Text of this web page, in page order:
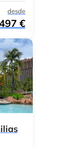
desde
€